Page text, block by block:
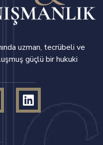
uzman, tecrübeli ve
güçlü bir hukuki